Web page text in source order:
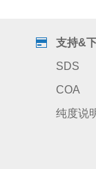
支持&
SDS
COA
纯度说